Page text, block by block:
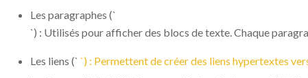
Les paragraphes (`
`) : Utilisés pour afficher des blocs de texte. Chaque
Les liens (` `) : Permettent de créer des liens hypertextes